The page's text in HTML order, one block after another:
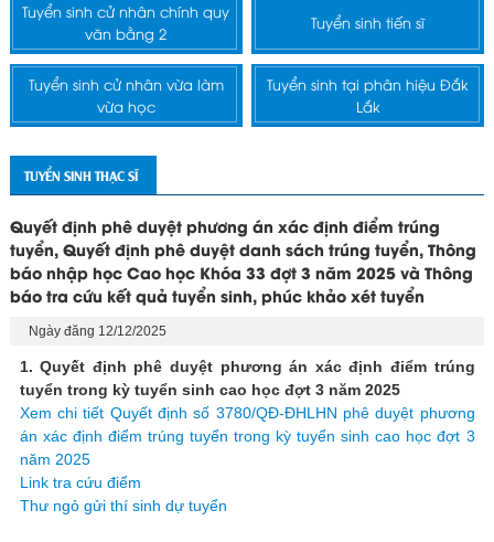
Tuyển sinh cử nhân chính quy
văn bằng 2
Tuyển sinh tiến sĩ
Tuyển sinh cử nhân vừa làm
vừa học
Tuyển sinh tại phân hiệu Đắk
Lắk
TUYỂN SINH THẠC SĨ
Quyết định phê duyệt phương án xác định điểm trúng
tuyển, Quyết định phê duyệt danh sách trúng tuyển, Thông
báo nhập học Cao học Khóa 33 đợt 3 năm 2025 và Thông
báo tra cứu kết quả tuyển sinh, phúc khảo xét tuyển
Ngày đăng 12/12/2025
1. Quyết định phê duyệt phương án xác định điểm trúng
tuyển trong kỳ tuyển sinh cao học đợt 3 năm 2025
Xem chi tiết Quyết định số 3780/QĐ-ĐHLHN phê duyệt phương
án xác định điểm trúng tuyển trong kỳ tuyển sinh cao học đợt 3
năm 2025
Link tra cứu điểm
Thư ngỏ gửi thí sinh dự tuyển